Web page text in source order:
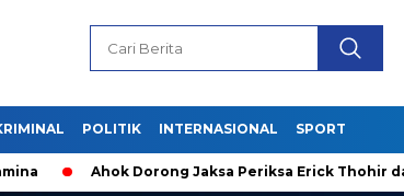
POLITIK INTERNASIONAL SPORT
Ahok Dorong Jaksa Periksa Erick Thohir dan